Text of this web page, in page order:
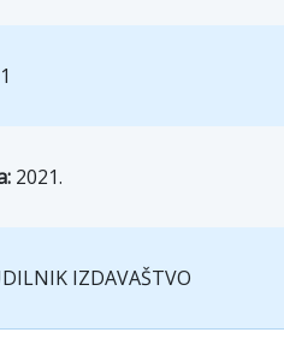
2021.
IZDAVAŠTVO